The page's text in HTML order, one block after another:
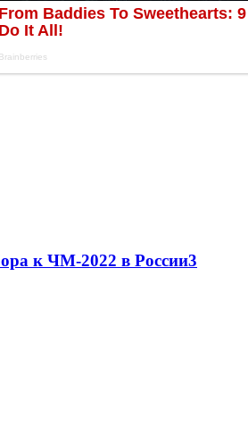
к ЧМ-2022 в России3